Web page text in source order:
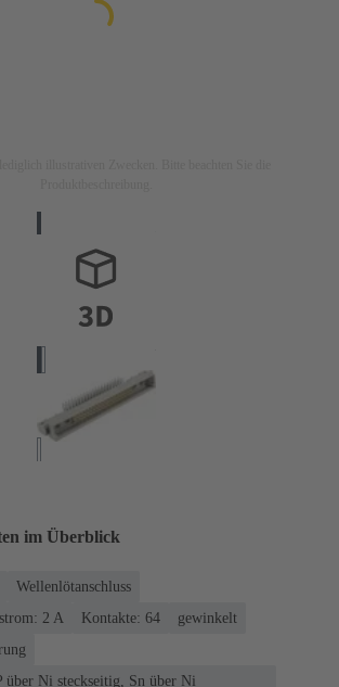
im Überblick
Wellenlötanschluss
‌2 A
Kontakte: 64
gewinkelt
über Ni steckseitig, Sn über Ni